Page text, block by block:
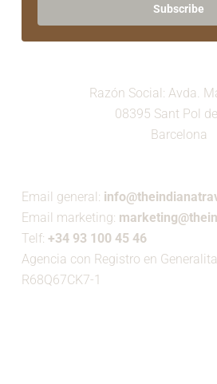
Subscribe
Razón Social: Avda.
08395 Sant Pol
Barcelona
Email general:
Email marketing:
Telf: +34 93 100 45 46
Agencia con Registro en
R68Q67CK7-1